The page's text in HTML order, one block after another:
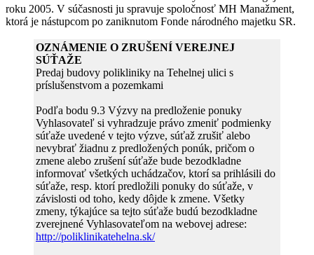
roku 2005. V súčasnosti ju spravuje spoločnosť MH Manažment,
ktorá je nástupcom po zaniknutom Fonde národného majetku SR.
OZNÁMENIE O ZRUŠENÍ VEREJNEJ
SÚŤAŽE
Predaj budovy polikliniky na Tehelnej ulici s
príslušenstvom a pozemkami
Podľa bodu 9.3 Výzvy na predloženie ponuky
Vyhlasovateľ si vyhradzuje právo zmeniť podmienky
súťaže uvedené v tejto výzve, súťaž zrušiť alebo
nevybrať žiadnu z predložených ponúk, pričom o
zmene alebo zrušení súťaže bude bezodkladne
informovať všetkých uchádzačov, ktorí sa prihlásili do
súťaže, resp. ktorí predložili ponuky do súťaže, v
závislosti od toho, kedy dôjde k zmene. Všetky
zmeny, týkajúce sa tejto súťaže budú bezodkladne
zverejnené Vyhlasovateľom na webovej adrese:
http://poliklinikatehelna.sk/